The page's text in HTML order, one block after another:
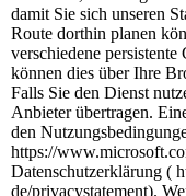
damit Sie sich unseren
Route dorthin planen
verschiedene
können dies über Ihre
Falls Sie den Dienst
Anbieter übertragen.
den
https://
Datenschutzerklärung (
de/privacystatement).